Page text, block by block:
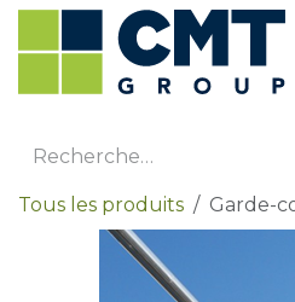
Se rendre au contenu
Tous les produits Garde-